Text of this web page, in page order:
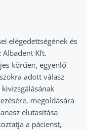
elégedettségének és
Albadent Kft.
körűen, egyenlő
adott válasz
megoldására
elutasítása
a pácienst,